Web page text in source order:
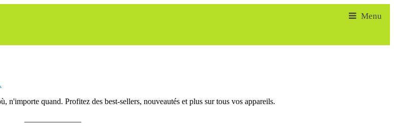
quand. Profitez des best-sellers, nouveautés et plus sur tous vos appareils.